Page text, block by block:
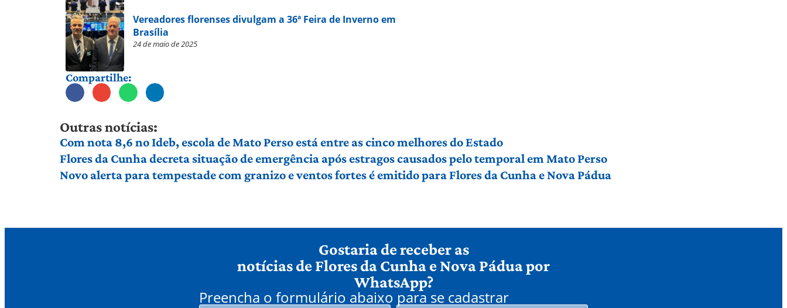
Vereadores florenses divulgam a 36ª Feira de Inverno em
Brasília
24 de maio de 2025
Compartilhe:
Outras notícias:
Com nota 8,6 no Ideb, escola de Mato Perso está entre as cinco melhores do Estado
Flores da Cunha decreta situação de emergência após estragos causados pelo temporal em Mato Perso
Novo alerta para tempestade com granizo e ventos fortes é emitido para Flores da Cunha e Nova Pádua
Gostaria de receber as
notícias de Flores da Cunha e Nova Pádua por
WhatsApp?
Preencha o formulário abaixo para se cadastrar